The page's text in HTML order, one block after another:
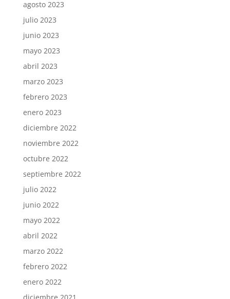
agosto 2023
julio 2023
junio 2023
mayo 2023
abril 2023
marzo 2023
febrero 2023
enero 2023
diciembre 2022
noviembre 2022
octubre 2022
septiembre 2022
julio 2022
junio 2022
mayo 2022
abril 2022
marzo 2022
febrero 2022
enero 2022